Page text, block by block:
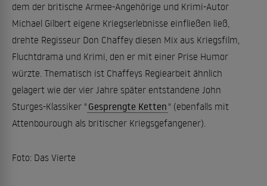
dem der britische Armee-Angehörige und Krimi-Autor
Michael Gilbert eigene Kriegserlebnisse einfließen ließ,
drehte Regisseur Don Chaffey diesen Mix aus Kriegsfilm,
Fluchtdrama und Krimi, den er mit einer Prise Humor
würzte. Thematisch ist Chaffeys Regiearbeit ähnlich
gelagert wie der vier Jahre später entstandene John
Sturges-Klassiker " Gesprengte Ketten " (ebenfalls mit
Attenbourough als britischer Kriegsgefangener).
Foto: Das Vierte